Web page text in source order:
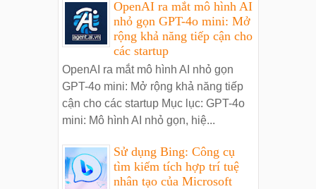
OpenAI ra mắt mô hình AI
nhỏ gọn GPT-4o mini: Mở
rộng khả năng tiếp cận cho
các startup
OpenAI ra mắt mô hình AI nhỏ gọn
GPT-4o mini: Mở rộng khả năng tiếp
cận cho các startup Mục lục: GPT-4o
mini: Mô hình AI nhỏ gọn, hiệ...
Sử dụng Bing: Công cụ
tìm kiếm tích hợp trí tuệ
nhân tạo của Microsoft